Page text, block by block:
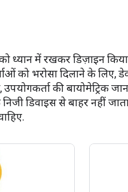
ध्यान में रखकर डिज़ाइन
को भरोसा दिलाने के
की बायोमेट्रिक
निजी डिवाइस से बाहर नहीं